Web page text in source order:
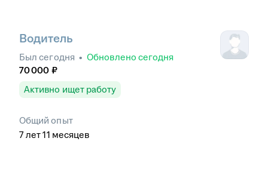
Водитель
Был сегодня • Обновлено сегодня
70 000 ₽
Активно ищет работу
Общий опыт
7лет 11 месяцев